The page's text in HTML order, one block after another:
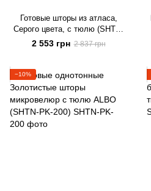
Готовые шторы из атласа,
Серого цвета, с тюлю (SHTN-
VR-24)
2 553 грн 2 837 грн
−10%